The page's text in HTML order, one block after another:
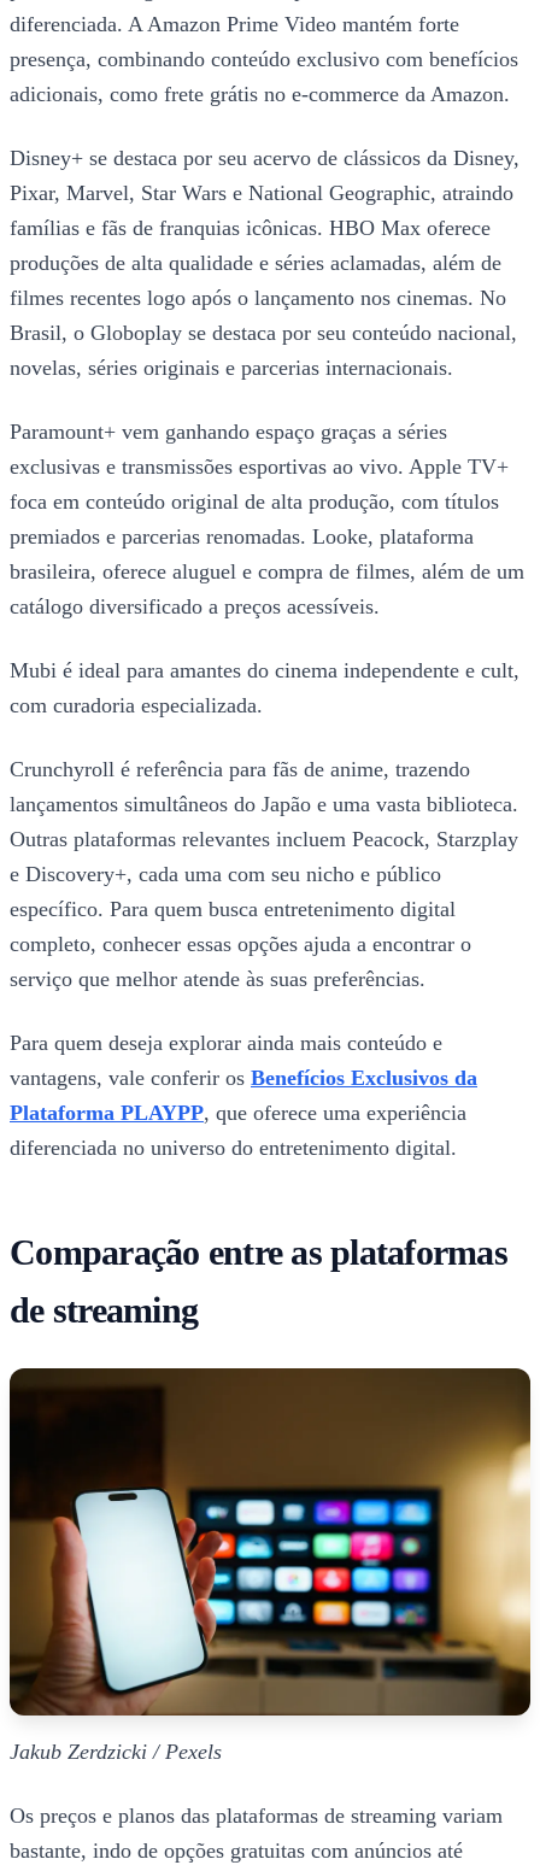
diferenciada. A Amazon Prime Video mantém forte
presença, combinando conteúdo exclusivo com benefícios
adicionais, como frete grátis no e-commerce da Amazon.
Disney+ se destaca por seu acervo de clássicos da Disney,
Pixar, Marvel, Star Wars e National Geographic, atraindo
famílias e fãs de franquias icônicas. HBO Max oferece
produções de alta qualidade e séries aclamadas, além de
filmes recentes logo após o lançamento nos cinemas. No
Brasil, o Globoplay se destaca por seu conteúdo nacional,
novelas, séries originais e parcerias internacionais.
Paramount+ vem ganhando espaço graças a séries
exclusivas e transmissões esportivas ao vivo. Apple TV+
foca em conteúdo original de alta produção, com títulos
premiados e parcerias renomadas. Looke, plataforma
brasileira, oferece aluguel e compra de filmes, além de um
catálogo diversificado a preços acessíveis.
Mubi é ideal para amantes do cinema independente e cult,
com curadoria especializada.
Crunchyroll é referência para fãs de anime, trazendo
lançamentos simultâneos do Japão e uma vasta biblioteca.
Outras plataformas relevantes incluem Peacock, Starzplay
e Discovery+, cada uma com seu nicho e público
específico. Para quem busca entretenimento digital
completo, conhecer essas opções ajuda a encontrar o
serviço que melhor atende às suas preferências.
Para quem deseja explorar ainda mais conteúdo e
vantagens, vale conferir os Benefícios Exclusivos da
Plataforma PLAYPP, que oferece uma experiência
diferenciada no universo do entretenimento digital.
Comparação entre as plataformas
de streaming
Jakub Zerdzicki / Pexels
Os preços e planos das plataformas de streaming variam
bastante, indo de opções gratuitas com anúncios até